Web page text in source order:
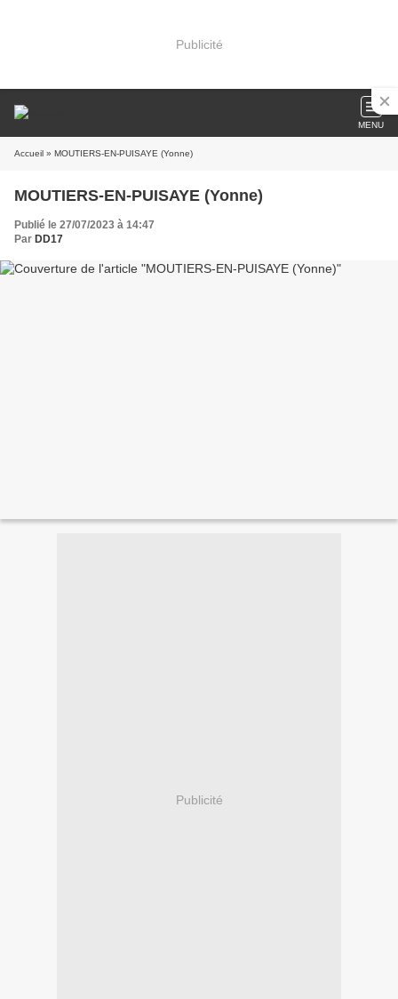
Publicité
MENU
Accueil » MOUTIERS-EN-PUISAYE (Yonne)
MOUTIERS-EN-PUISAYE (Yonne)
Publié le 27/07/2023 à 14:47
Par DD17
Publicité